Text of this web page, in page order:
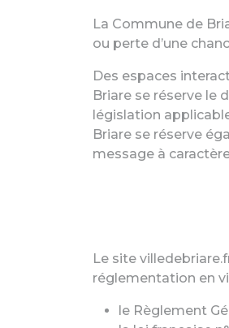
La Commune de
ou perte d’une
Des espaces
Briare se réserve le
législation
Briare se réserve
message à
Le site
réglementation en
le Règlement